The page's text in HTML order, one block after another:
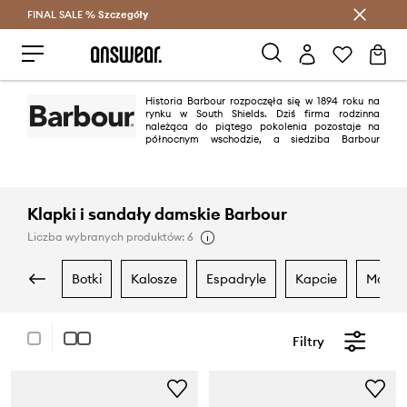
Oszczędzaj z Answear Club >
FINAL SALE % Szczegóły
Historia Barbour rozpoczęła się w 1894 roku na
rynku w South Shields. Dziś firma rodzinna
należąca do piątego pokolenia pozostaje na
północnym wschodzie, a siedziba Barbour
za wyjątkowymi wartościami brytyjskiej wsi i wnosi cechy dowcipu,
stanowczości i przepychu do swojej pięknej oraz funkcjonalnej odzieży.
Klapki i sandały damskie Barbour
Liczba wybranych produktów: 6
botki kalosze espadryle kapcie
Filtry